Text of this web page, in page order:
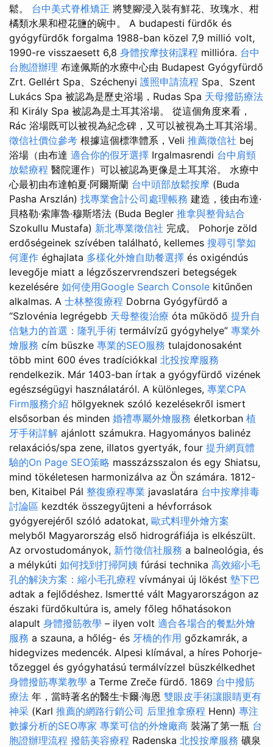
鬆。 台中美式脊椎矯正 將雙腳浸入裝有鮮花、玫瑰水、柑
橘類水果和橙花鹽的碗中。 A budapesti fürdők és
gyógyfürdők forgalma 1988-ban közel 7,9 millió volt,
1990-re visszaesett 6,8 身體按摩技術課程 millióra. 台中
台胞證辦理 布達佩斯的水療中心由 Budapest Gyógyfürdő
Zrt. Gellért Spa、Széchenyi 護照申請流程 Spa、Szent
Lukács Spa 被認為是歷史浴場，Rudas Spa 天母撥筋療法
和 Király Spa 被認為是土耳其浴場。 從這個角度來看，
Rác 浴場既可以被視為紀念碑，又可以被視為土耳其浴場。
徵信社價位參考 根據這個標準體系，Veli 推薦徵信社 bej
浴場（由布達 適合你的假牙選擇 Irgalmasrendi 台中肩頸
放鬆療程 醫院運作）可以被認為更像是土耳其浴。 水療中
心最初由布達帕夏·阿爾斯蘭 台中頭部放鬆按摩 (Buda
Pasha Arszlán) 找專業會計公司處理帳務 建造，後由布達·
貝格勒·索庫魯·穆斯塔法 (Buda Begler 推拿與整骨結合
Szokullu Mustafa) 新北專業徵信社 完成。 Pohorje zöld
erdőségeinek szívében található, kellemes 搜尋引擎如
何運作 éghajlata 多樣化外燴自助餐選擇 és oxigéndús
levegője miatt a légzőszervrendszeri betegségek
kezelésére 如何使用Google Search Console kitűnően
alkalmas. A 士林整復療程 Dobrna Gyógyfürdő a
“Szlovénia legrégebb 天母整復治療 óta működő 提升自
信魅力的首選：隆乳手術 termálvízű gyógyhelye” 專業外
燴服務 cím büszke 專業的SEO服務 tulajdonosaként
több mint 600 éves tradíciókkal 北投按摩服務
rendelkezik. Már 1403-ban írtak a gyógyfürdő vizének
egészségügyi használatáról. A különleges, 專業CPA
Firm服務介紹 hölgyeknek szóló kezelésekről ismert
elsősorban és minden 婚禮專屬外燴服務 életkorban 植
牙手術詳解 ajánlott számukra. Hagyományos balinéz
relaxációs/spa zene, illatos gyertyák, four 提升網頁體
驗的On Page SEO策略 masszázsszalon és egy Shiatsu,
mind tökéletesen harmonizálva az Ön számára. 1812-
ben, Kitaibel Pál 整復療程專業 javaslatára 台中按摩排毒
討論區 kezdték összegyűjteni a hévforrások
gyógyerejéről szóló adatokat, 歐式料理外燴方案
melyből Magyarország első hidrográfiája is elkészült.
Az orvostudományok, 新竹徵信社服務 a balneológia, és
a mélykúti 如何找到打掃阿姨 fúrási technika 高效縮小毛
孔的解決方案：縮小毛孔療程 vívmányai új lökést 墊下巴
adtak a fejlődéshez. Ismertté vált Magyarországon az
északi fürdőkultúra is, amely főleg hőhatásokon
alapult 身體撥筋教學 – ilyen volt 適合各場合的餐點外燴
服務 a szauna, a hőlég- és 牙橋的作用 gőzkamrák, a
hidegvizes medencék. Alpesi klímával, a híres Pohorje-
tőzeggel és gyógyhatású termálvízzel büszkélkedhet
身體撥筋專業教學 a Terme Zreče fürdő. 1869 台中撥筋
療法 年，當時著名的醫生卡爾·海恩 雙眼皮手術讓眼睛更有
神采 (Karl 推薦的網路行銷公司 后里推拿療程 Henn) 專注
數據分析的SEO專家 專業可信的外燴廠商 裝滿了第一瓶 台
胞證辦理流程 撥筋美容療程 Radenska 北投按摩服務 礦泉